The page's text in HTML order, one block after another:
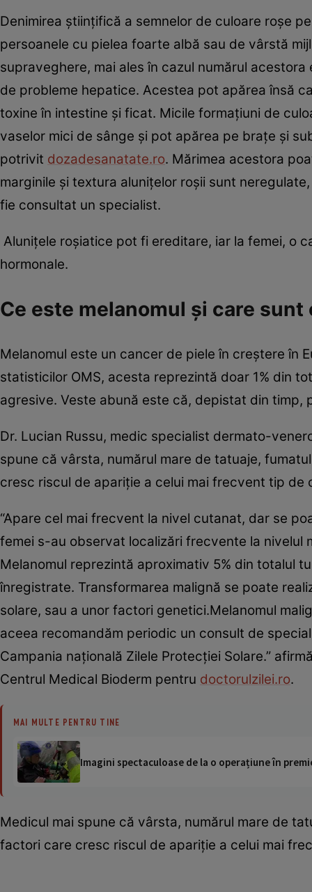
Denimirea ştiinţifică a semnelor de culoare roşe
persoanele cu pielea foarte albă sau de vârstă
supraveghere, mai ales în cazul numărul
de probleme hepatice. Acestea pot apărea însă
toxine în intestine și ficat. Micile formaţiuni de
vaselor mici de sânge şi pot apărea pe braţe și
potrivit dozadesanatate.ro. Mărimea acestora
marginile și textura aluniţelor roșii sunt
fie consultat un specialist.
Aluniţele roşiatice pot fi ereditare, iar la femei, o
hormonale.
Ce este melanomul şi care
Melanomul este un cancer de piele în creştere în
statisticilor OMS, acesta reprezintă doar 1% din
agresive. Veste abună este că, depistat din timp,
Dr. Lucian Russu, medic specialist dermato-
spune că vârsta, numărul mare de tatuaje,
cresc riscul de apariţie a celui mai frecvent tip de
“Apare cel mai frecvent la nivel cutanat, dar se
femei s-au observat localizări frecvente la nivelul
Melanomul reprezintă aproximativ 5% din totalul
înregistrate. Transformarea malignă se poate
solare, sau a unor factori genetici.Melanomul
aceea recomandăm periodic un consult de
Campania naţională Zilele Protecţiei Solare.”
Centrul Medical Bioderm pentru doctorulzilei.ro.
MAI MULTE PENTRU TINE
Imagini spectaculoase de la o operațiune în
Medicul mai spune că vârsta, numărul mare de
factori care cresc riscul de apariţie a celui mai